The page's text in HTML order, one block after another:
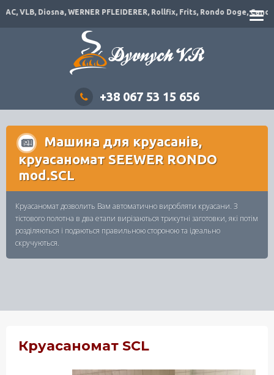
VLB, Diosna, WERNER PFLEIDERER, Rollfix, Frits, Rondo Doge, Canol,
+38 067 53 15 656
Машина для круасанів,
круасаномат SEEWER RONDO
mod.SCL
Круасаномат дозволить Вам автоматично виробляти круасани. З
тістового полотна в два етапи вирізаються трикутні заготовки, які потім
розділяються і подаються правильною стороною та ідеально
скручуються.
Круасаномат SCL